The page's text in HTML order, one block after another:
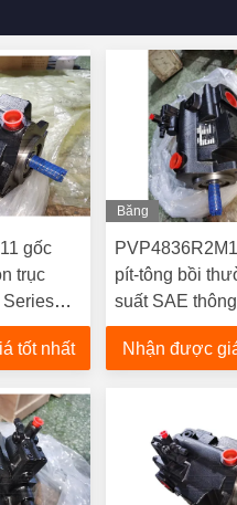
gốc
trục
Series
Unit
tốt nhất
Băng
pít-tông bồi
suất SAE
bơm thủy lực
Nhận được